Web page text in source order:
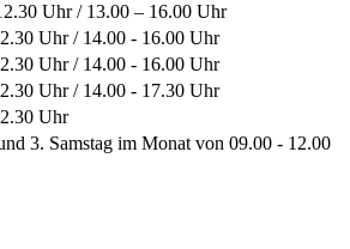
Uhr / 13.00 – 16.00 Uhr
Uhr / 14.00 - 16.00 Uhr
Uhr / 14.00 - 16.00 Uhr
Uhr / 14.00 - 17.30 Uhr
Uhr
3. Samstag im Monat von 09.00 - 12.00